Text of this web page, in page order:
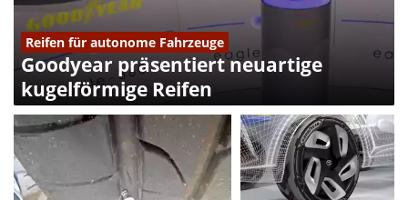
Reifen für autonome Fahrzeuge
Goodyear präsentiert neuartige
kugelförmige Reifen